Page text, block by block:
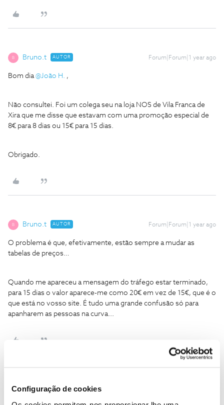
Configuração de cookies
B Bruno.t AUTOR Forum|Forum|1 year ago
Bom dia@João H. ,
Não consultei. Foi um colega seu na loja NOS de Vila Franca de
Xira que me disse que estavam com uma promoção especial de
8€ para 8 dias ou 15€ para 15 dias.
Obrigado.
B Bruno.t AUTOR Forum|Forum|1 year ago
O problema é que, efetivamente, estão sempre a mudar as
tabelas de preços…
Quando me apareceu a mensagem do tráfego estar terminado,
para 15 dias o valor aparece-me como 20€ em vez de 15€, que é o
que está no vosso site. É tudo uma grande confusão só para
apanharem as pessoas na curva...
Boa noite@Bruno.t,